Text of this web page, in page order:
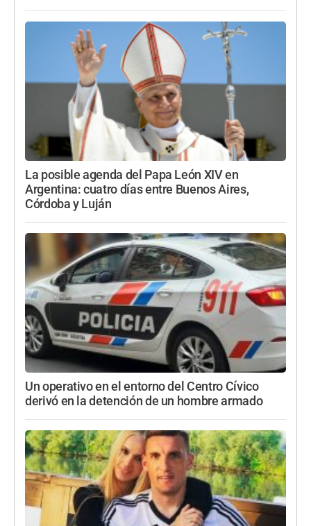
La posible agenda del Papa León XIV en
Argentina: cuatro días entre Buenos Aires,
Córdoba y Luján
Un operativo en el entorno del Centro Cívico
derivó en la detención de un hombre armado